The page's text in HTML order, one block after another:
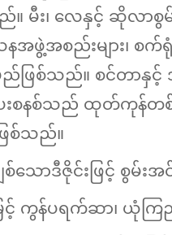
မီး၊ လေနှင့် ဆိုလာစွမ်
အဖွဲ့အစည်းများ၊ စက်
ြစ်သည်။ စင်တာနှင့် အ
းစနစ်သည် ထုတ်ကုန်တစ်
ြစ်သည်။
ျစ်သောဒီဇိုင်းဖြင့် စွ
ြင့် ကွန်ပရက်ဆာ၊ ယုံက